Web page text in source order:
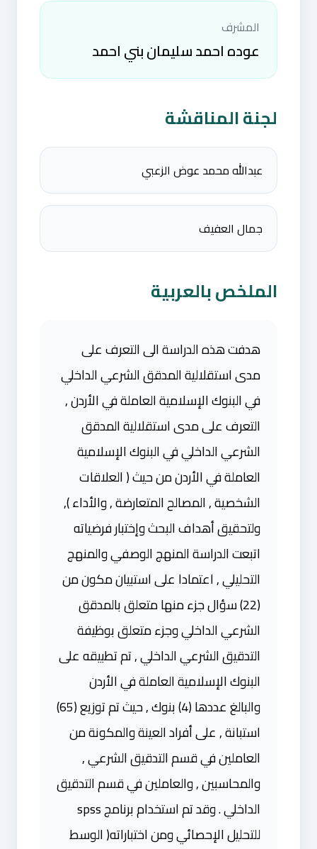
المشرف
عوده احمد سليمان بني احمد
لجنة المناقشة
عبدالله محمد عوض الزعبي
جمال العفيف
الملخص بالعربية
هدفت هذه الدراسة الى التعرف على
مدى استقلالية المدقق الشرعي الداخلي
في البنوك الإسلامية العاملة في الأردن ,
التعرف على مدى استقلالية المدقق
الشرعي الداخلي في البنوك الإسلامية
العاملة في الأردن من حيث ( العلاقات
الشخصية , المصالح المتعارضة , والأداء ),
ولتحقيق أهداف البحث وإختبار فرضياته
اتبعت الدراسة المنهج الوصفي والمنهج
التحليلي , اعتمادا على استبيان مكون من
(22) سؤال جزء منها متعلق بالمدقق
الشرعي الداخلي وجزء متعلق بوظيفة
التدقيق الشرعي الداخلي , تم تطبيقه على
البنوك الإسلامية العاملة في الأردن
والبالغ عددها (4) بنوك , حيث تم توزيع (65)
استبانة , على أفراد العينة والمكونة من
العاملين في قسم التدقيق الشرعي ,
والمحاسبين , والعاملين في قسم التدقيق
الداخلي . وقد تم استخدام برنامج spss
للتحليل الإحصائي ومن اختباراته( الوسط